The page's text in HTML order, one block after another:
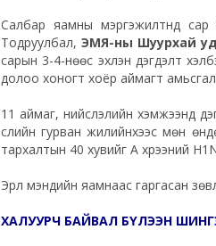
Салбар яамны мэргэжилтнүүд
Тодруулбал, ЭМЯ-ны Шуурхай
сарын 3-4-нөөс эхлэн дэгдэлт
долоо хоногт хоёр аймагт
11 аймаг, нийслэлийн хэмжээнд
сүүлийн гурван жилийнхээс мөн
тархалтын 40 хувийг А хүрээний
Эрүүл мэндийн яамнаас гаргасан
ХАЛУУРЧ БАЙВАЛ БҮЛЭЭН